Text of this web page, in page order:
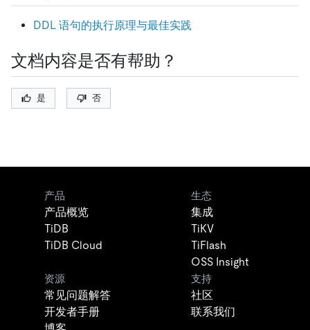
DDL 语句的执行原理与最佳实践
文档内容是否有帮助？
是 否
产品
产品概览
TiDB
TiDB Cloud
生态
集成
TiKV
TiFlash
OSS Insight
资源
常见问题解答
开发者手册
支持
社区
联系我们